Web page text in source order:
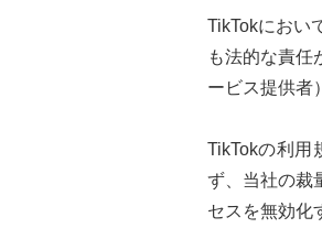
TikTokにおい
も法的な責任
ービス提供者
TikTokの利用
ず、当社の裁
セスを無効化